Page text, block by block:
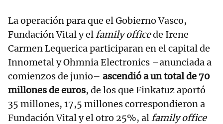
La operación para que el Gobierno Vasco,
Fundación Vital y elfamily officede Irene
Carmen Lequerica participaran en el capital de
Innometal y Ohmnia Electronics –anunciada a
comienzos de junio– ascendió a un total de 70
millones de euros, de los que Finkatuz aportó
35 millones, 17,5 millones correspondieron a
Fundación Vital y el otro 25%, alfamily office